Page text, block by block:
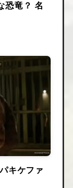
恐竜？ 名
キケファ